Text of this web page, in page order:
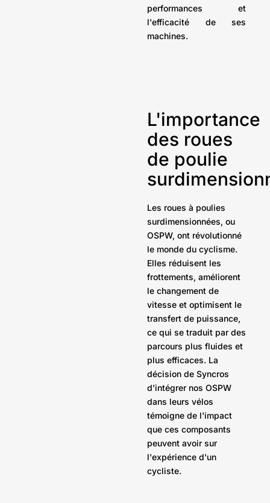
performances et
l'efficacité de ses
machines.
L'importance
des roues
de poulie
Les roues à poulies
surdimensionnées, ou
OSPW, ont révolutionné
le monde du cyclisme.
Elles réduisent les
frottements, améliorent
le changement de
vitesse et optimisent le
transfert de puissance,
ce qui se traduit par des
parcours plus fluides et
plus efficaces. La
décision de Syncros
d'intégrer nos OSPW
dans leurs vélos
témoigne de l'impact
que ces composants
peuvent avoir sur
l'expérience d'un
cycliste.